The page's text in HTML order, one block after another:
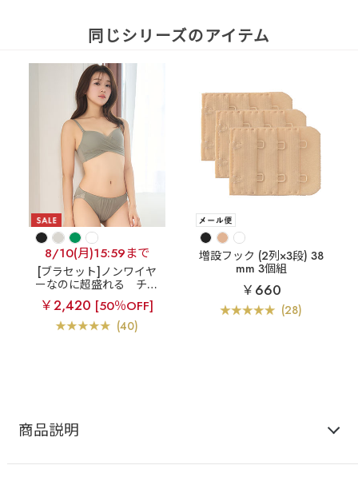
同じシリーズのアイテム
8/10(月)15:59まで
[ブラセット]ノンワイヤ
ーなのに超盛れる
チュ
ールオーバーラップ ノン
ワイヤー 超盛ブラ(R) ブ
ラジャー&ショーツ
￥2,420 [50％OFF]
(40)
増設フック (2列×3段) 38
mm 3個組
￥660
(28)
商品説明